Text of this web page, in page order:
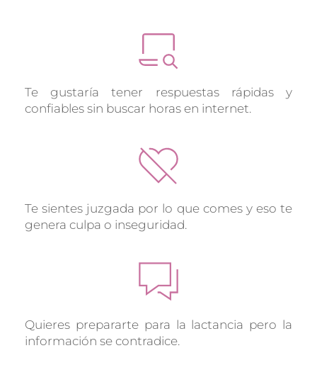
Te gustaría tener respuestas rápidas y
confiables sin buscar horas en internet.
Te sientes juzgada por lo que comes y eso te
genera culpa o inseguridad.
Quieres prepararte para la lactancia pero la
información se contradice.